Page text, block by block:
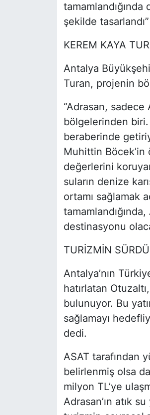
şekilde
KEREM KAYA
Antalya
Turan, projenin
“Adrasan, sadece
bölgelerinden biri.
beraberinde
Muhittin Böcek’in
değerlerini
suların denize
ortamı sağlamak
destinasyonu
TURİZMİN
Antalya’nın
hatırlatan
bulunuyor. Bu
sağlamayı
dedi.
ASAT tarafından
belirlenmiş olsa
milyon TL’ye
Adrasan’ın atık